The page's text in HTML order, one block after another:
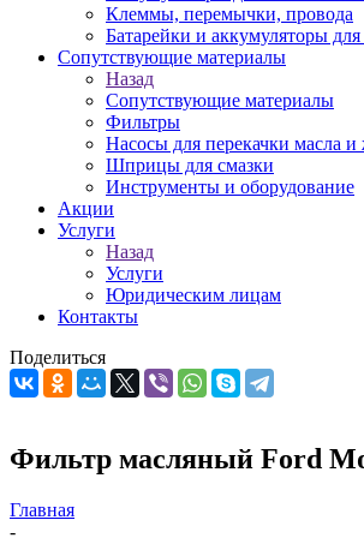
Клеммы, перемычки, провода
Батарейки и аккумуляторы
Сопутствующие материалы
Назад
Сопутствующие материалы
Фильтры
Насосы для перекачки масла и
Шприцы для смазки
Инструменты и оборудование
Акции
Услуги
Назад
Услуги
Юридическим лицам
Контакты
Поделиться
Фильтр масляный Ford
Главная
-